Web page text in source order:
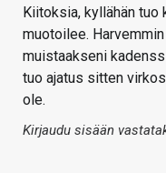
Kiitoksia, kyllähän tuo
muotoilee.
muistaakseni
tuo ajatus sitten
ole.
Kirjaudu sisään